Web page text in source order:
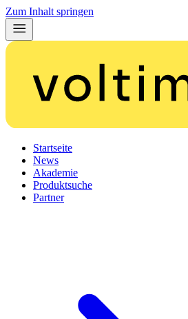
Zum Inhalt springen
Startseite
News
Akademie
Produktsuche
Partner